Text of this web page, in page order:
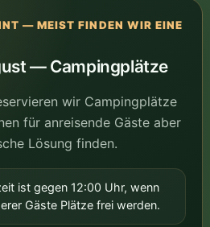
— MEIST FINDEN WIR EINE
— Campingplätze
wir Campingplätze
für anreisende Gäste aber
Lösung finden.
ist gegen 12:00 Uhr, wenn
Gäste Plätze frei werden.